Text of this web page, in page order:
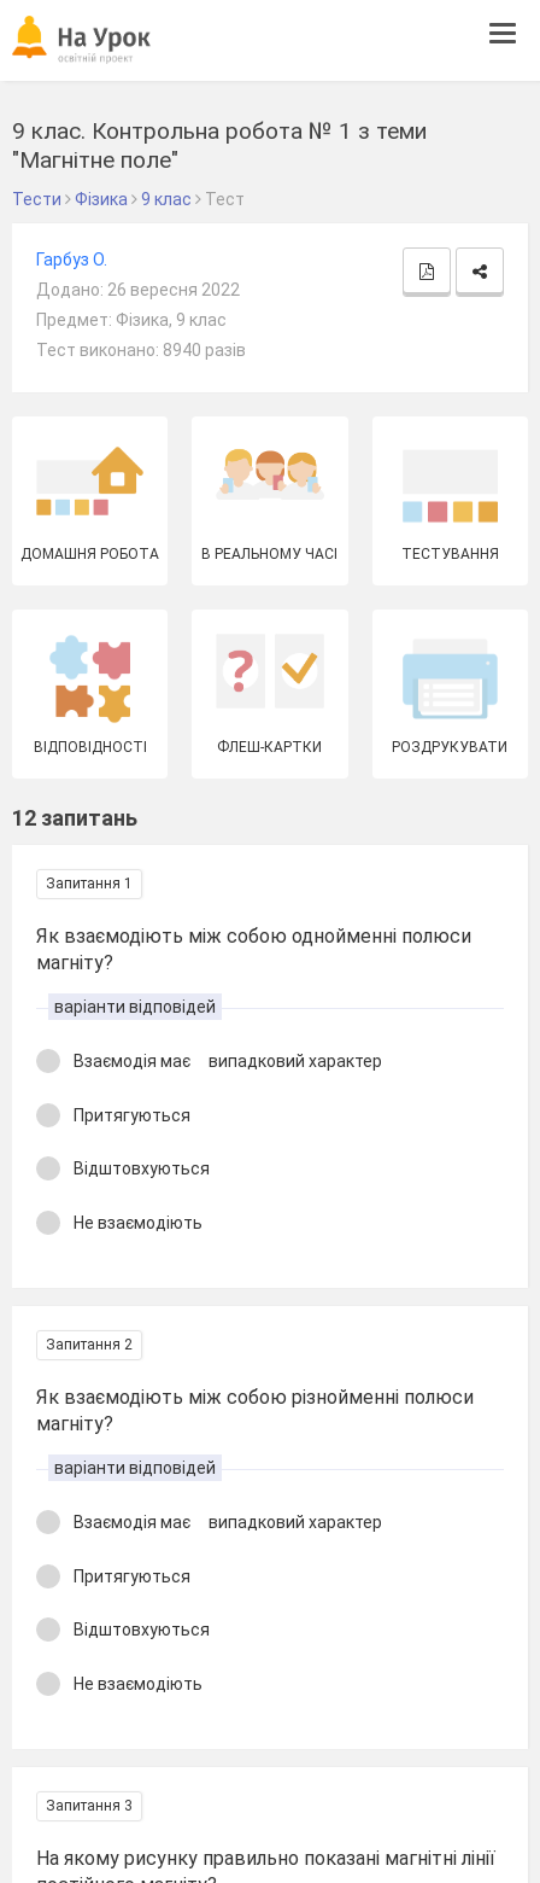
9 клас. Контрольна робота № 1 з теми
"Магнітне поле"
Тести Фізика 9 клас Тест
Гарбуз О.
Додано: 26 вересня 2022
Предмет: Фізика, 9 клас
Тест виконано: 8940 разів
ДОМАШНЯ РОБОТА В РЕАЛЬНОМУ ЧАСІ ТЕСТУВАННЯ
ВІДПОВІДНОСТІ ФЛЕШ-КАРТКИ РОЗДРУКУВАТИ
12 запитань
Запитання 1
Як взаємодіють між собою однойменні полюси
магніту?
варіанти відповідей
Взаємодія має випадковий характер
Притягуються
Відштовхуються
Не взаємодіють
Запитання 2
Як взаємодіють між собою різнойменні полюси
магніту?
варіанти відповідей
Взаємодія має випадковий характер
Притягуються
Відштовхуються
Не взаємодіють
Запитання 3
На якому рисунку правильно показані магнітні лінії